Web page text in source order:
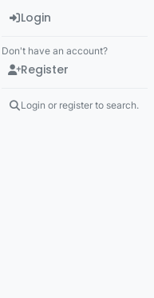
Login
Don't have an account?
Register
Login or register to search.